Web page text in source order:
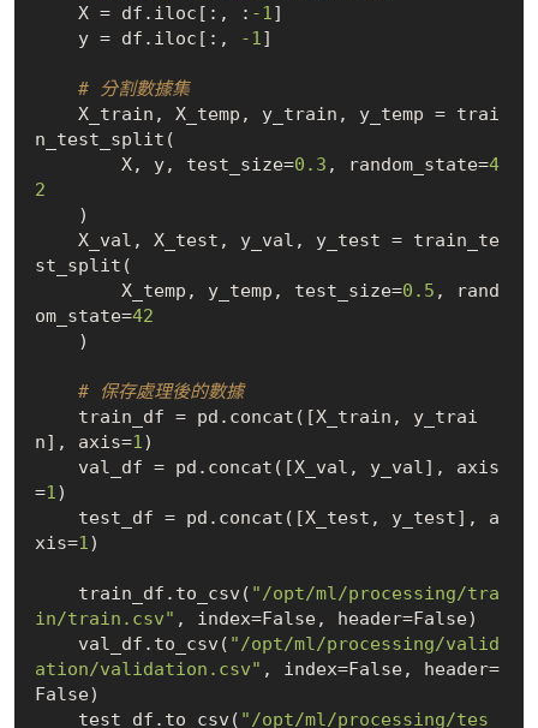
    X = df.iloc[:, :
-1]
    y = df.iloc[:,
-1]
# 分割數據集
n_test_split(
        X, y, test_size=
0.3 , random_state=4
2
st_split(
        X_temp, y_temp, test_size=
0.5 , rand
om_state=42
# 保存處理後的數據
n], axis=1)
=1)
xis=1)
    train_df.to_csv(
"/opt/ml/processing/tra
in/train.csv" , index=False, header=False)
    val_df.to_csv(
"/opt/ml/processing/valid
ation/validation.csv" , index=False, header=
False)
    test_df.to_csv(
"/opt/ml/processing/tes